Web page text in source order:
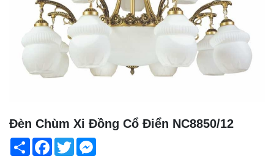
Đèn Chùm Xi Đồng Cổ Điển NC8850/12
Share Facebook
Twitter